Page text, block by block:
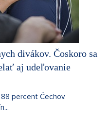
divákov. Čoskoro sa
aj udeľovanie
percent Čechov.